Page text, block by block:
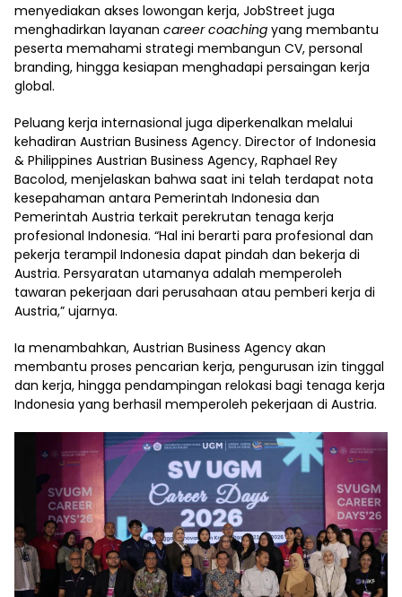
menyediakan akses lowongan kerja, JobStreet juga
menghadirkan layanan career coaching yang membantu
peserta memahami strategi membangun CV, personal
branding, hingga kesiapan menghadapi persaingan kerja
global.
Peluang kerja internasional juga diperkenalkan melalui
kehadiran Austrian Business Agency. Director of Indonesia
& Philippines Austrian Business Agency, Raphael Rey
Bacolod, menjelaskan bahwa saat ini telah terdapat nota
kesepahaman antara Pemerintah Indonesia dan
Pemerintah Austria terkait perekrutan tenaga kerja
profesional Indonesia. “Hal ini berarti para profesional dan
pekerja terampil Indonesia dapat pindah dan bekerja di
Austria. Persyaratan utamanya adalah memperoleh
tawaran pekerjaan dari perusahaan atau pemberi kerja di
Austria,” ujarnya.
Ia menambahkan, Austrian Business Agency akan
membantu proses pencarian kerja, pengurusan izin tinggal
dan kerja, hingga pendampingan relokasi bagi tenaga kerja
Indonesia yang berhasil memperoleh pekerjaan di Austria.